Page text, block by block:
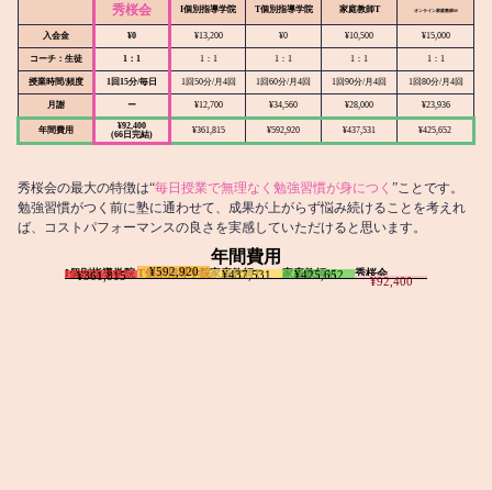
秀桜会 I個別指導学院 T個別指導学院 家庭教師T オンライン家庭教師M
入会金 ¥0 ¥13,200 ¥0 ¥10,500 ¥15,000
コーチ：生徒 1：1 1：1 1：1 1：1 1：1
授業時間/頻度 1回15分/毎日 1回50分/月4回 1回60分/月4回 1回90分/月4回 1回80分/月4回
月謝 ー ¥12,700 ¥34,560 ¥28,000 ¥23,936
年間費用
¥92,400
(66日完結)
¥361,815 ¥592,920 ¥437,531 ¥425,652
秀桜会の最大の特徴は“毎日授業で無理なく勉強習慣が身につく ”ことです。
勉強習慣がつく前に塾に通わせて、成果が上がらず悩み続けることを考えれ
ば、コストパフォーマンスの良さを実感していただけると思います。
年間費用
I個別指導学院
¥361,815 T個別指導学院
¥592,920 家庭教師T
¥437,531 家庭教師M
¥425,652 秀桜会
¥92,400